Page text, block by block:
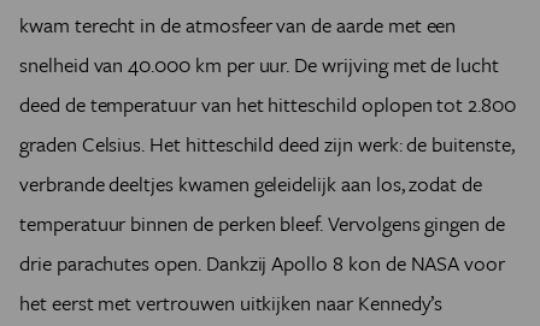
kwam terecht in de atmosfeer van de aarde met een
snelheid van 40.000 km per uur. De wrijving met de lucht
deed de temperatuur van het hitteschild oplopen tot 2.800
graden Celsius. Het hitteschild deed zijn werk: de buitenste,
verbrande deeltjes kwamen geleidelijk aan los, zodat de
temperatuur binnen de perken bleef. Vervolgens gingen de
drie parachutes open. Dankzij Apollo 8 kon de NASA voor
het eerst met vertrouwen uitkijken naar Kennedy’s